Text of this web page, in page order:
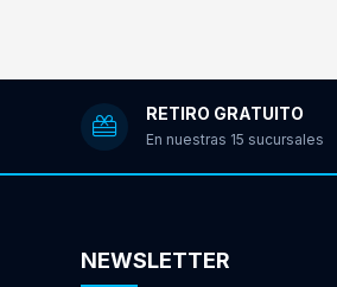
RETIRO GRATUITO
En nuestras 15 sucursales
NEWSLETTER